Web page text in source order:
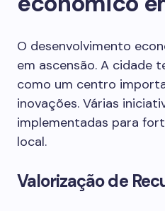
O desenvolvimento
em ascensão. A cidade
como um centro
inovações. Várias
implementadas para
local.
Valorização de